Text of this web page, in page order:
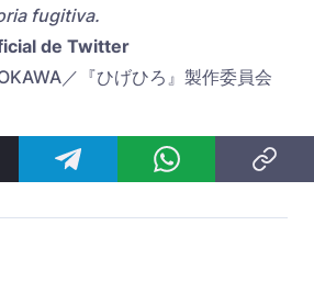
fugitiva.
de Twitter
／『ひげひろ』製作委員会